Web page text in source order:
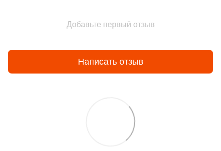
Добавьте первый отзыв
Написать отзыв